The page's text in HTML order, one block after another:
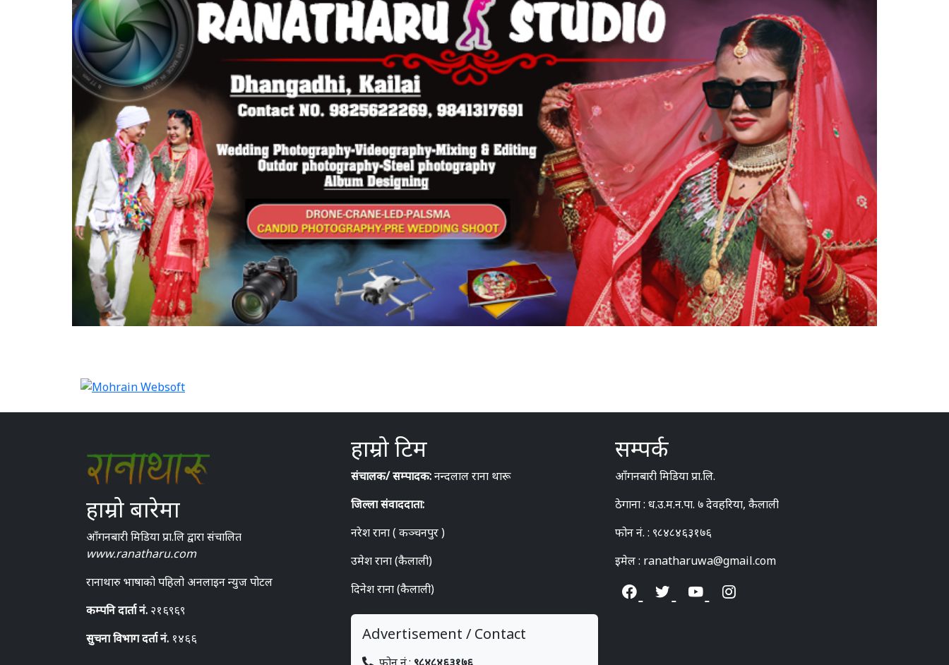
हाम्रो बारेमा
आँगनबारी मिडिया प्रा.लि द्वारा संचालित
www.ranatharu.com
रानाथारु भाषाको पहिलो अनलाइन न्युज पोटल
कम्पनि दार्ता नं. २१६९६९
सुचना विभाग दर्ता नं. १४६६
हाम्रो टिम
संचालक/ सम्पादक:नन्दलाल राना थारू
जिल्ला संवाददाता:
नरेश राना ( कञ्चनपुर )
उमेश राना (कैलाली)
दिनेश राना (कैलाली)
Advertisement / Contact
सम्पर्क
आँगनबारी मिडिया प्रा.लि.
ठेगाना : ध.उ.म.न.पा. ७ देवहरिया, कैलाली
फोन नं. : ९८४८४६३१७६
इमेल : ranatharuwa@gmail.com